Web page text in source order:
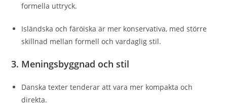
formella uttryck.
Isländska och färöiska är mer konservativa, med större
skillnad mellan formell och vardaglig stil.
3. Meningsbyggnad och stil
Danska texter tenderar att vara mer kompakta och
direkta.